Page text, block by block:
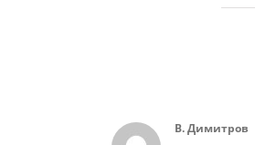
В. Димитров